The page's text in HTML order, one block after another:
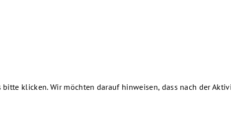
klicken. Wir möchten darauf hinweisen, dass nach der